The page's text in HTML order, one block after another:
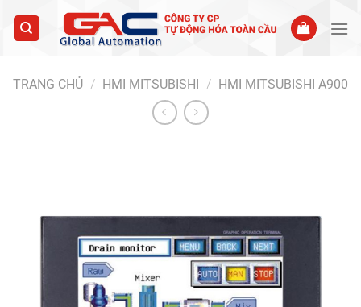
TRANG CHỦ / HMI MITSUBISHI / HMI MITSUBISHI A900